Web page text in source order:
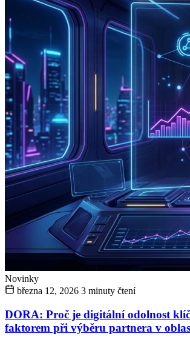
Novinky
března 12, 2026 3 minuty čtení
DORA: Proč je digitální odolnost
faktorem při výběru partnera v